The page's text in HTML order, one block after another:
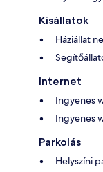
Kisállatok
Háziállat
Internet
Ingyenes
Ingyenes
Parkolás
Helyszíni